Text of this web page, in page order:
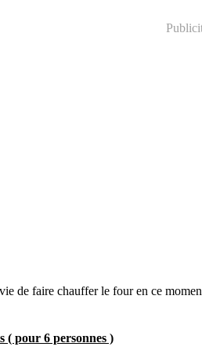
de faire chauffer le four en ce
( pour 6 personnes )